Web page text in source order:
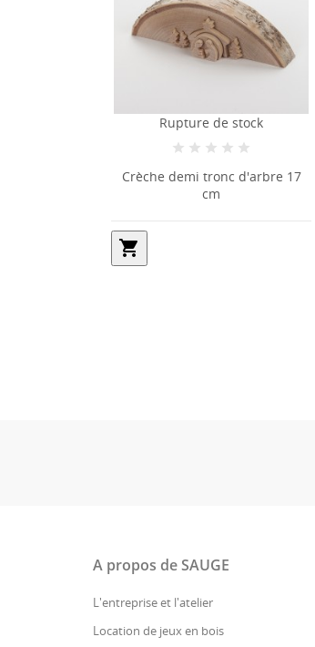
Rupture de
Crèche demi
A propos de SAUGE
L'entreprise et l'atelier
Location de jeux en bois